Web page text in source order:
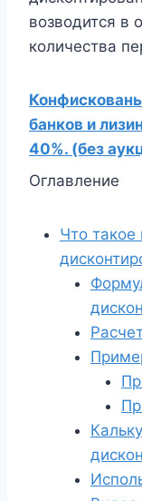
возводится в
количества
банков и
40%. (без
Оглавление
Что такое